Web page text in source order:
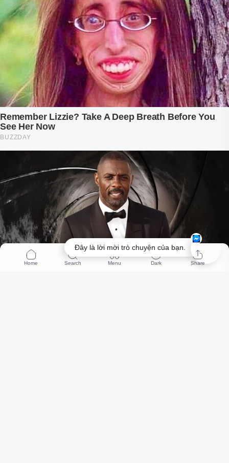
Đây là lời mời trò chuyện của bạn.